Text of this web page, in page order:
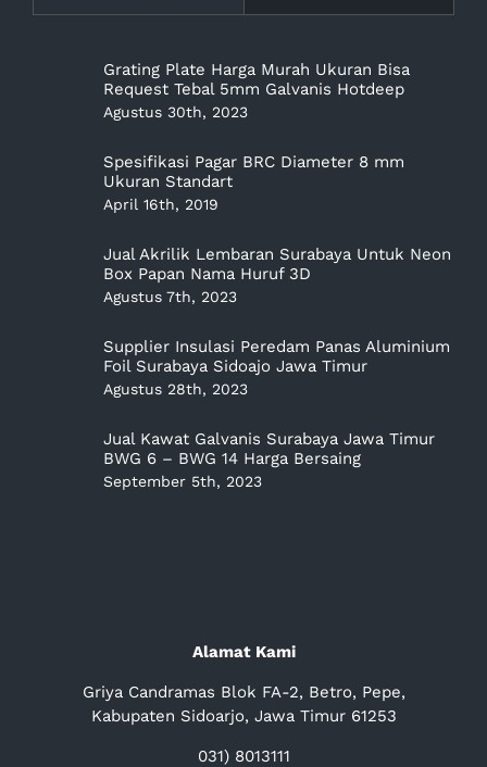
Grating Plate Harga Murah Ukuran Bisa
Request Tebal 5mm Galvanis Hotdeep
Agustus 30th, 2023
Spesifikasi Pagar BRC Diameter 8 mm
Ukuran Standart
April 16th, 2019
Jual Akrilik Lembaran Surabaya Untuk Neon
Box Papan Nama Huruf 3D
Agustus 7th, 2023
Supplier Insulasi Peredam Panas Aluminium
Foil Surabaya Sidoajo Jawa Timur
Agustus 28th, 2023
Jual Kawat Galvanis Surabaya Jawa Timur
BWG 6 – BWG 14 Harga Bersaing
September 5th, 2023
Alamat Kami
Griya Candramas Blok FA-2, Betro, Pepe,
Kabupaten Sidoarjo, Jawa Timur 61253
031) 8013111